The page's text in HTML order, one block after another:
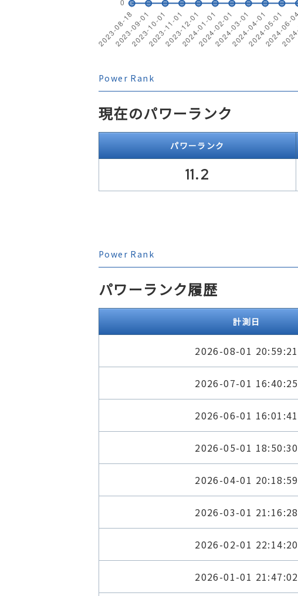
Power Rank
現在のパワーランク
パワーランク
11.2
Power Rank
パワーランク履歴
計測日
2026-08-01 20:59:21
2026-07-01 16:40:25
2026-06-01 16:01:41
2026-05-01 18:50:30
2026-04-01 20:18:59
2026-03-01 21:16:28
2026-02-01 22:14:20
2026-01-01 21:47:02